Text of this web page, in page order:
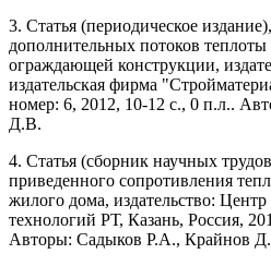
3. Статья (периодическое
дополнительных потоков
ограждающей конструкции,
издательская фирма
номер: 6, 2012, 10-12 с., 0 п.л..
Д.В.
4. Статья (сборник научных
приведенного сопротивления
жилого дома, издательство:
технологий РТ, Казань, Россия,
Авторы: Садыков Р.А., Крайнов